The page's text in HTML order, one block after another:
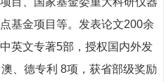
基金项目等。发表论文200余
英文专著5部，授权国内外发
、德专利 8项，获省部级奖励